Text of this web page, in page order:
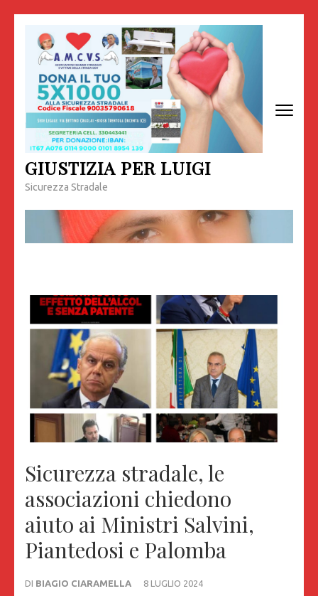
contenuto
(premi
invio)
GIUSTIZIA PER LUIGI
Sicurezza Stradale
Sicurezza stradale, le
associazioni chiedono
aiuto ai Ministri Salvini,
Piantedosi e Palomba
DI BIAGIO CIARAMELLA
8 LUGLIO 2024